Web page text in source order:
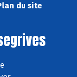
du site